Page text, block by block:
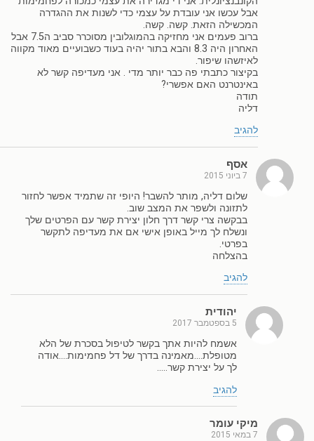
אבל עכשו אני עובדת על עצמי כדי לשנות את ההגדרה
המכשילה הזאת. קשה. קשה.
ברוב פעמים אני מחזיקה בהמוגלובין מסוכרר סביב ה7.5 אבל
האחרון היה 8.3 והבא בתור יהיה בעוד כשבועיים מאוד מקווה
לאיזשהו שיפור.
בקיצור כתבתי פה כבר יותר מדי . אני מעדיפה קשר לא
באינטרנט האם אפשרי?
תודה
דליה
להגיב
אסף
7 ביוני 2015
שלום דליה, מותר להשבר! היופי זה שתמיד אפשר לחזור
לתזונה ולשפר את המצב שוב.
בבקשה צרי קשר דרך חלון יצירת קשר עם הפרטים שלך
ונשלח לך מייל באופן אישי אם את מעדיפה לתקשר
בפרטי.
בהצלחה
להגיב
יהודית
5 בספטמבר 2017
אשמח להיות אתך בקשר לטיפול בסכרת של הלא
מטופלת….מאמינה בדרך של דל פחמימות….אודה
לך על יצירת קשר…..
להגיב
מיקי עומר
7 במאי 2015